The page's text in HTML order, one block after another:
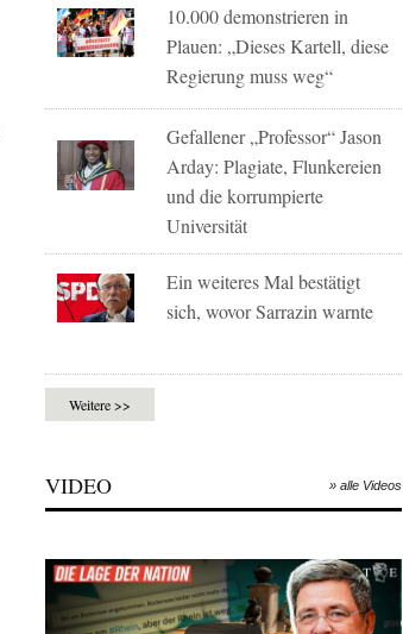
10.000 demonstrieren in
Plauen: „Dieses Kartell, diese
Regierung muss weg“
Gefallener „Professor“ Jason
Arday: Plagiate, Flunkereien
und die korrumpierte
Universität
Ein weiteres Mal bestätigt
sich, wovor Sarrazin warnte
Weitere >>
VIDEO » alle Videos